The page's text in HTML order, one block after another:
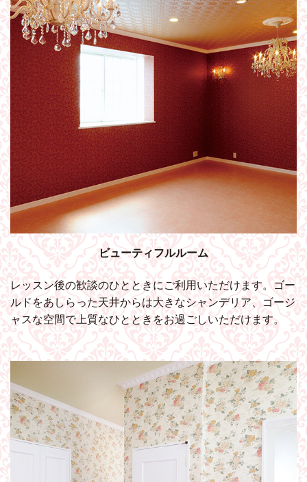
ビューティフルルーム
レッスン後の歓談のひとときにご利用いただけます。ゴー
ルドをあしらった天井からは大きなシャンデリア、ゴージ
ャスな空間で上質なひとときをお過ごしいただけます。